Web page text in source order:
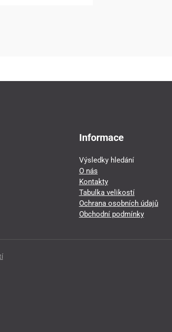
Informace
Výsledky hledání
O nás
Kontakty
Tabulka velikostí
Ochrana osobních údajů
Obchodní podmínky